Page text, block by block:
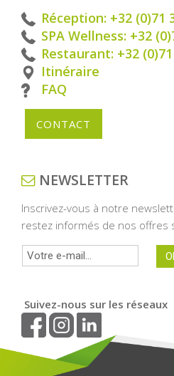
Réception: +32 (0)71
SPA Wellness: +32
Restaurant: +32 (0)71
Itinéraire
FAQ
CONTACT
NEWSLETTER
Inscrivez-vous à notre
restez informés de nos offres
Suivez-nous sur les réseaux